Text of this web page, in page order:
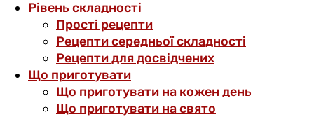
Рівень складності
Прості рецепти
Рецепти середньої складності
Рецепти для досвідчених
Що приготувати
Що приготувати на кожен день
Що приготувати на свято